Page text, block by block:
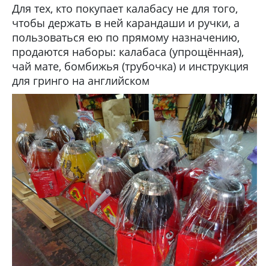
Для тех, кто покупает калабасу не для того,
чтобы держать в ней карандаши и ручки, а
пользоваться ею по прямому назначению,
продаются наборы: калабаса (упрощённая),
чай мате, бомбижья (трубочка) и инструкция
для гринго на английском